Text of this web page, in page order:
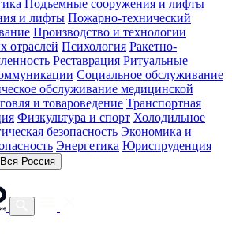
Подъемные сооружения и лифты
и лифты Пожарно-технический
Производство и технологии
отраслей Психология Ракетно-
Реставрация Ритуальные
Социальное обслуживание
обслуживание медицинской
и товароведение Транспортная
Физкультура и спорт Холодильное
безопасность Экономика и
Энергетика Юриспруденция
Вся Россия